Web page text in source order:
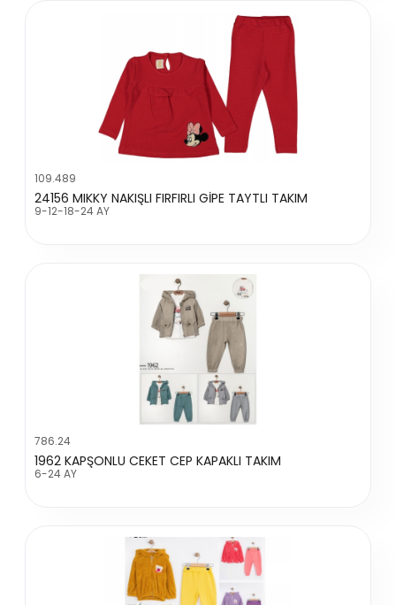
109.489
24156 MIKKY NAKIŞLI FIRFIRLI GİPE TAYTLI TAKIM
9-12-18-24 AY
786.24
1962 KAPŞONLU CEKET CEP KAPAKLI TAKIM
6-24 AY